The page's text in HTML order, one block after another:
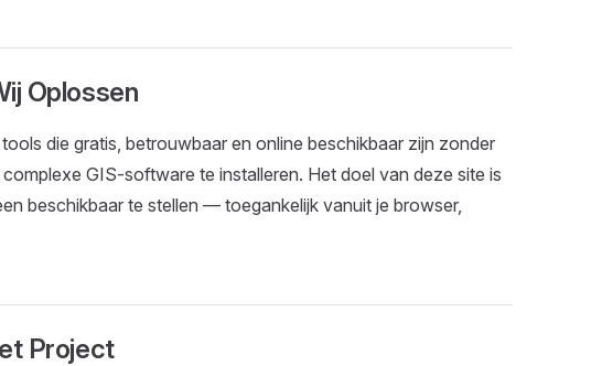
Oplossen
die gratis, betrouwbaar en online beschikbaar zijn zonder
GIS-software te installeren. Het doel van deze site is
beschikbaar te stellen — toegankelijk vanuit je browser,
Project